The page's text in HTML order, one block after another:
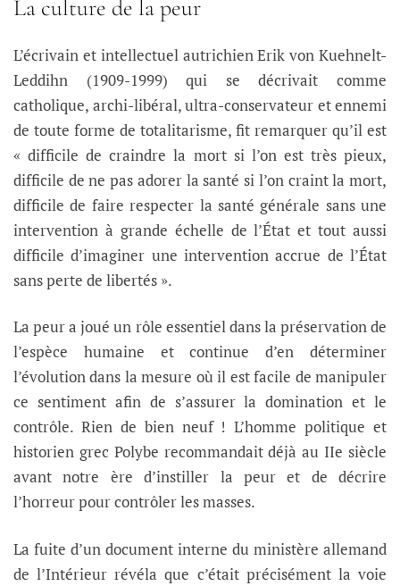
La culture de la peur
L’écrivain et intellectuel autrichien Erik von Kuehnelt-
Leddihn (1909-1999) qui se décrivait comme
catholique, archi-libéral, ultra-conservateur et ennemi
de toute forme de totalitarisme, fit remarquer qu’il est
« difficile de craindre la mort si l’on est très pieux,
difficile de ne pas adorer la santé si l’on craint la mort,
difficile de faire respecter la santé générale sans une
intervention à grande échelle de l’État et tout aussi
difficile d’imaginer une intervention accrue de l’État
sans perte de libertés ».
La peur a joué un rôle essentiel dans la préservation de
l’espèce humaine et continue d’en déterminer
l’évolution dans la mesure où il est facile de manipuler
ce sentiment afin de s’assurer la domination et le
contrôle. Rien de bien neuf ! L’homme politique et
historien grec Polybe recommandait déjà au IIe siècle
avant notre ère d’instiller la peur et de décrire
l’horreur pour contrôler les masses.
La fuite d’un document interne du ministère allemand
de l’Intérieur révéla que c’était précisément la voie